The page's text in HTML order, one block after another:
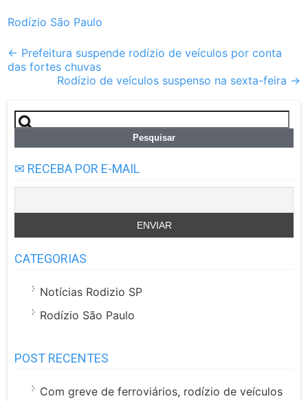
Rodízio São Paulo
Post
navigation
← Prefeitura suspende rodízio de veículos por conta
das fortes chuvas
Rodízio de veículos suspenso na sexta-feira →
Pesquisar
por:
✉ RECEBA POR E-MAIL
CATEGORIAS
Notícias Rodizio SP
Rodízio São Paulo
POST RECENTES
Com greve de ferroviários, rodízio de veículos